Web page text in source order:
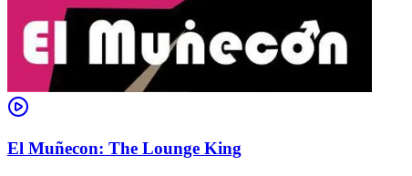
El Muñecon: The Lounge King